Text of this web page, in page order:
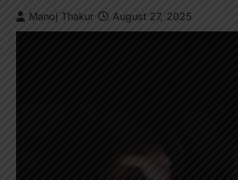
Manoj Thakur August 27, 2025